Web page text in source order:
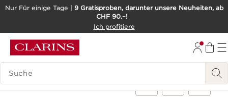
BARRIEREFREIHEITSWERKZEUG
Nur Für einige Tage | 9 Gratisproben, darunter unsere Neuheiten, ab
CHF 90.–!
Ich profitiere
LEGENDE SUCHEN
< Zurück